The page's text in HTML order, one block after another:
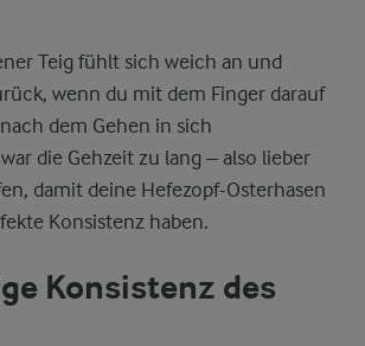
Teig fühlt sich weich an und
wenn du mit dem Finger darauf
dem Gehen in sich
die Gehzeit zu lang – also lieber
damit deine Hefezopf-Osterhasen
Konsistenz haben.
Konsistenz des